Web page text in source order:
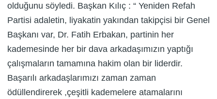
olduğunu söyledi. Başkan Kılıç : “ Yeniden Refah
Partisi adaletin, liyakatin yakından takipçisi bir Genel
Başkanı var, Dr. Fatih Erbakan, partinin her
kademesinde her bir dava arkadaşımızın yaptığı
çalışmaların tamamına hakim olan bir liderdir.
Başarılı arkadaşlarımızı zaman zaman
ödüllendirerek ,çeşitli kademelere atamalarını